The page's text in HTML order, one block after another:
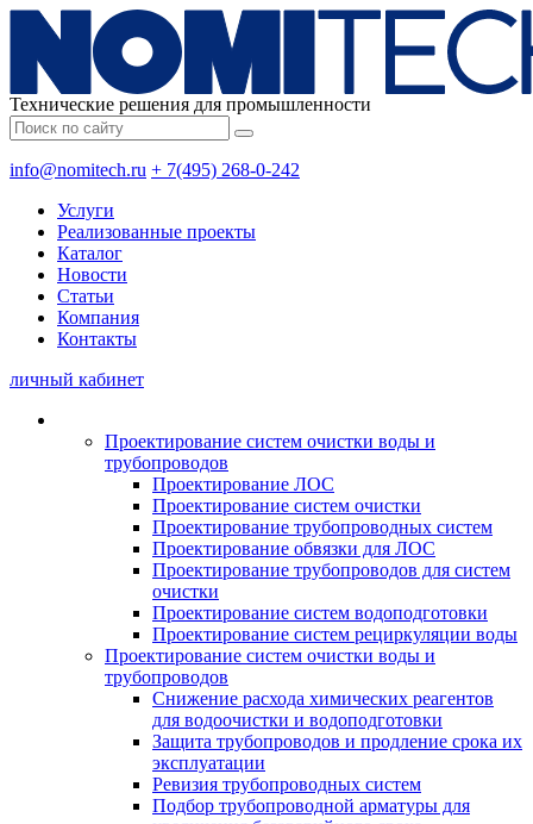
Технические решения для промышленности
info@nomitech.ru + 7(495) 268-0-242
Услуги
Реализованные проекты
Каталог
Новости
Статьи
Компания
Контакты
личный кабинет
Проектирование систем очистки воды и
трубопроводов
Проектирование ЛОС
Проектирование систем очистки
Проектирование трубопроводных систем
Проектирование обвязки для ЛОС
Проектирование трубопроводов для систем
очистки
Проектирование систем водоподготовки
Проектирование систем рециркуляции воды
Проектирование систем очистки воды и
трубопроводов
Снижение расхода химических реагентов
для водоочистки и водоподготовки
Защита трубопроводов и продление срока их
эксплуатации
Ревизия трубопроводных систем
Подбор трубопроводной арматуры для